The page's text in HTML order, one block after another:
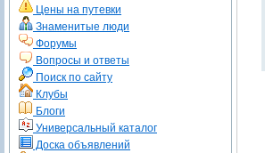
Цены на путевки
Знаменитые люди
Форумы
Вопросы и ответы
Поиск по сайту
Клубы
Блоги
Универсальный каталог
Доска объявлений